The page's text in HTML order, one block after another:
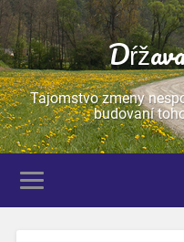
Tajomstvo zmeny
budovaní